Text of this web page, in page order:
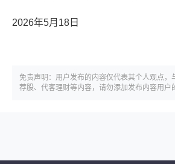
2026年5月18日
免责声明：用户发布的内容仅代表其个人观点
荐股、代客理财等内容，请勿添加发布内容用